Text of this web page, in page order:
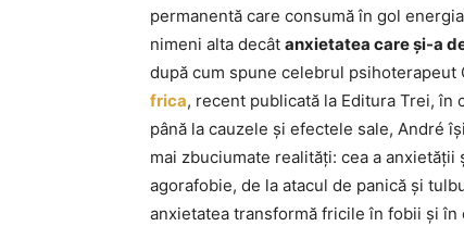
permanentă care consumă în gol
nimeni alta decât anxietatea care și-a
după cum spune celebrul
frica, recent publicată la Editura Trei,
până la cauzele și efectele sale, André
mai zbuciumate realități: cea a
agorafobie, de la atacul de panică și
anxietatea transformă fricile în fobii și